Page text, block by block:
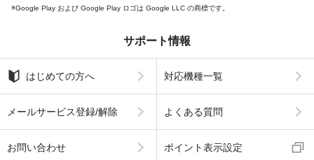
Google Play および Google Play ロゴは Google LLC の商標です。
サポート情報
はじめての方へ 対応機種一覧
メールサービス登録/解除 よくある質問
お問い合わせ ポイント表示設定